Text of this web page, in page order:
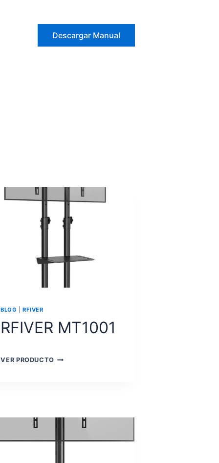
Descargar Manual
BLOG |RFIVER
RFIVER MT1001
VER PRODUCTO RFIVER